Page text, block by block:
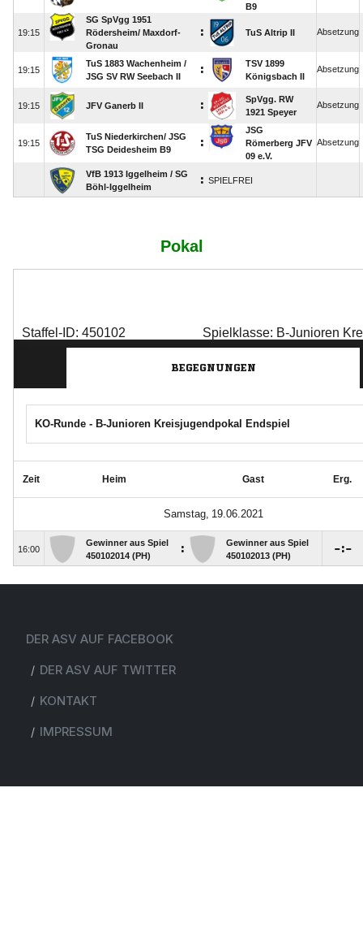
Pokal
DER ASV AUF FACEBOOK
DER ASV AUF TWITTER
KONTAKT
IMPRESSUM